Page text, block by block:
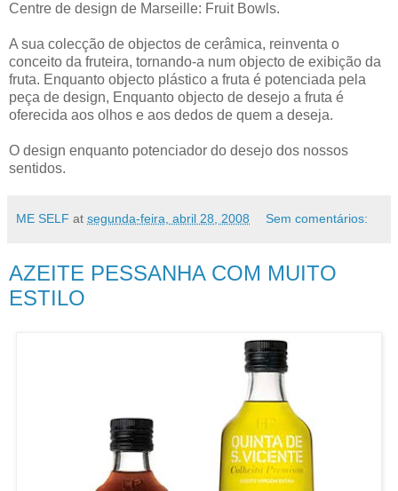
Centre de design de Marseille: Fruit Bowls.
A sua colecção de objectos de cerâmica, reinventa o
conceito da fruteira, tornando-a num objecto de exibição da
fruta. Enquanto objecto plástico a fruta é potenciada pela
peça de design, Enquanto objecto de desejo a fruta é
oferecida aos olhos e aos dedos de quem a deseja.
O design enquanto potenciador do desejo dos nossos
sentidos.
ME SELF at segunda-feira, abril 28, 2008 Sem comentários:
AZEITE PESSANHA COM MUITO
ESTILO